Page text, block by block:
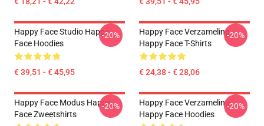
Happy Face Studio Happy
Face Hoodies
€ 39,51 - € 45,95
-20%
Happy Face Verzameling
Happy Face T-Shirts
€ 24,38 - € 28,06
-20%
Happy Face Modus Happy
Face Zweetshirts
-20%
Happy Face Verzameling
Happy Face Hoodies
-20%